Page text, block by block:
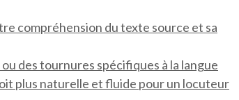
compréhension du texte source et sa
des tournures spécifiques à la langue
plus naturelle et fluide pour un locuteur